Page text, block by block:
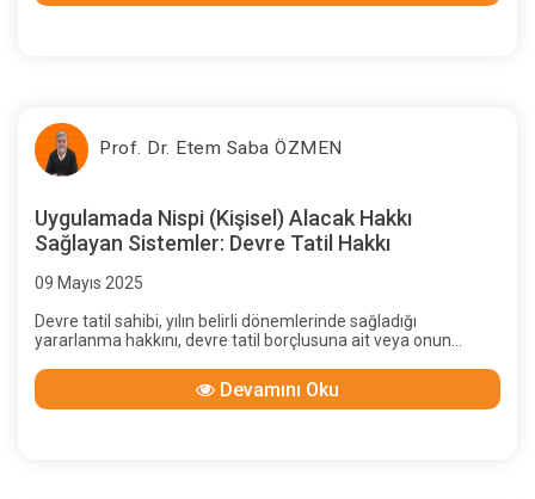
Prof. Dr. Etem Saba ÖZMEN
Uygulamada Nispi (Kişisel) Alacak Hakkı
Sağlayan Sistemler: Devre Tatil Hakkı
09 Mayıs 2025
Devre tatil sahibi, yılın belirli dönemlerinde sağladığı
yararlanma hakkını, devre tatil borçlusuna ait veya onun
Tatil sahiplerinin, taşınmaz üzerinde herhangi bir ayni hakları
bulunmadığı gibi, paylı mülkiyet payları dahi söz konusu
Devamını Oku